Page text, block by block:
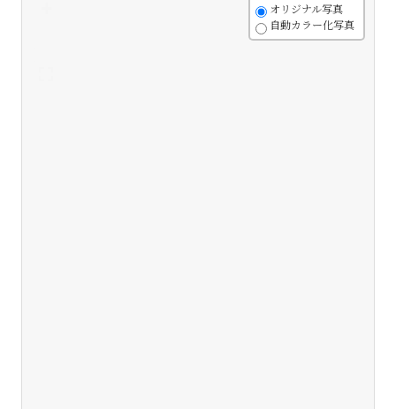
オリジナル写真
自動カラー化写真